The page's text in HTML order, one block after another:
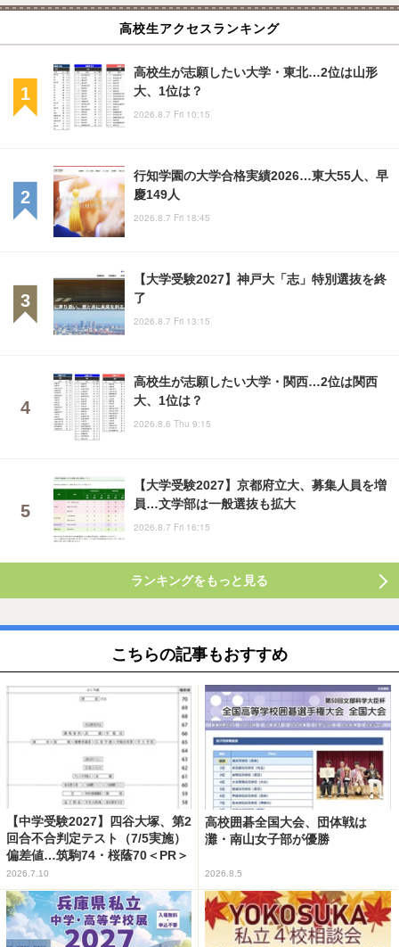
高校生アクセスランキング
高校生が志願したい大学・東北…2位は山形
大、1位は？
2026.8.7 Fri 10:15
行知学園の大学合格実績2026…東大55人、早
慶149人
2026.8.7 Fri 18:45
【大学受験2027】神戸大「志」特別選抜を終
了
2026.8.7 Fri 13:15
高校生が志願したい大学・関西…2位は関西
大、1位は？
2026.8.6 Thu 9:15
【大学受験2027】京都府立大、募集人員を増
員…文学部は一般選抜も拡大
2026.8.7 Fri 16:15
ランキングをもっと見る
こちらの記事もおすすめ
【中学受験2027】四谷大塚、第2
回合不合判定テスト（7/5実施）
偏差値…筑駒74・桜蔭70＜PR＞
2026.7.10
高校囲碁全国大会、団体戦は
灘・南山女子部が優勝
2026.8.5